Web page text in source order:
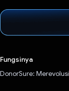
Fungsinya
DonorSure: